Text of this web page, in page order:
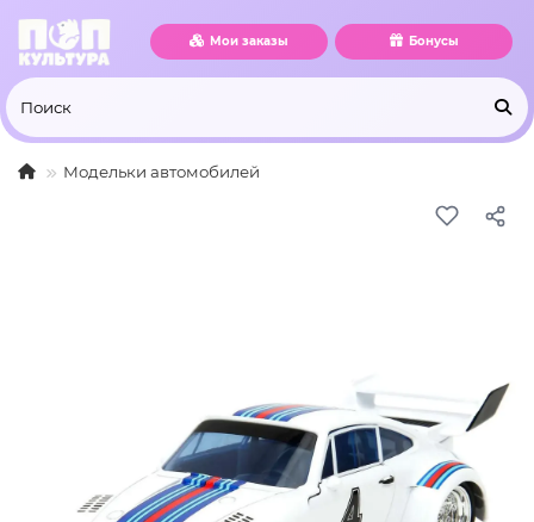
Мои заказы Бонусы
Модельки автомобилей